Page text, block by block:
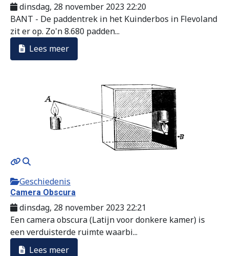
dinsdag, 28 november 2023 22:20
BANT - De paddentrek in het Kuinderbos in Flevoland
zit er op. Zo'n 8.680 padden...
Lees meer
Geschiedenis
Camera Obscura
dinsdag, 28 november 2023 22:21
Een camera obscura (Latijn voor donkere kamer) is
een verduisterde ruimte waarbi...
Lees meer